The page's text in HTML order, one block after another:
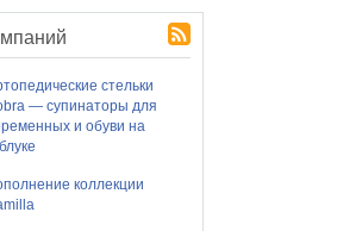
стельки
— супинаторы для
и обуви на
коллекции